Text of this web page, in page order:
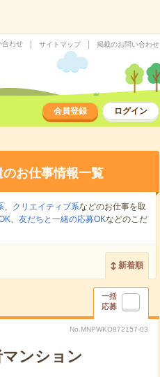
合わせ サイトマップ 掲載のお問い合わせ
会員登録 ログイン
のお仕事情報一覧
、 クリエイティブ系などのお仕事を取
、 友だちと一緒の応募OKなどのこだ
新着順
一括
応募
No.MNPWKO872157-03
マンション